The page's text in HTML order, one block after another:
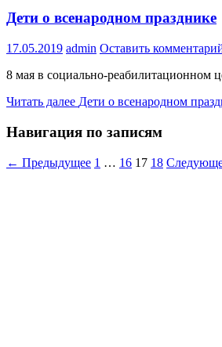
Дети о всенародном празднике
17.05.2019 admin Оставить
8 мая в социально-реабилитационном
Читать далее Дети о всенародном
Навигация по записям
← Предыдущее 1 … 16 17 18